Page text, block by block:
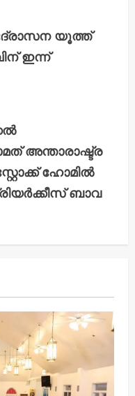
യൂത്ത്
ഇന്ന്
അന്താരാഷ്ട്ര
ഹോമിൽ
ബാവ